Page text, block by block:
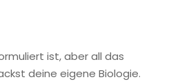
ist, aber all das
deine eigene Biologie.